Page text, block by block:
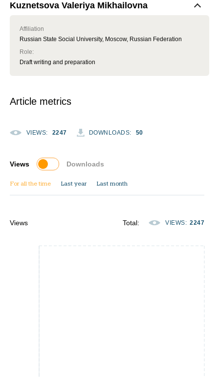
Kuznetsova Valeriya Mikhailovna
Affiliation
Russian State Social University, Moscow, Russian Federation
Role:
Draft writing and preparation
Article metrics
VIEWS: 2247 DOWNLOADS: 50
For all the time Last year Last month
Views Downloads
Views Total: VIEWS: 2247